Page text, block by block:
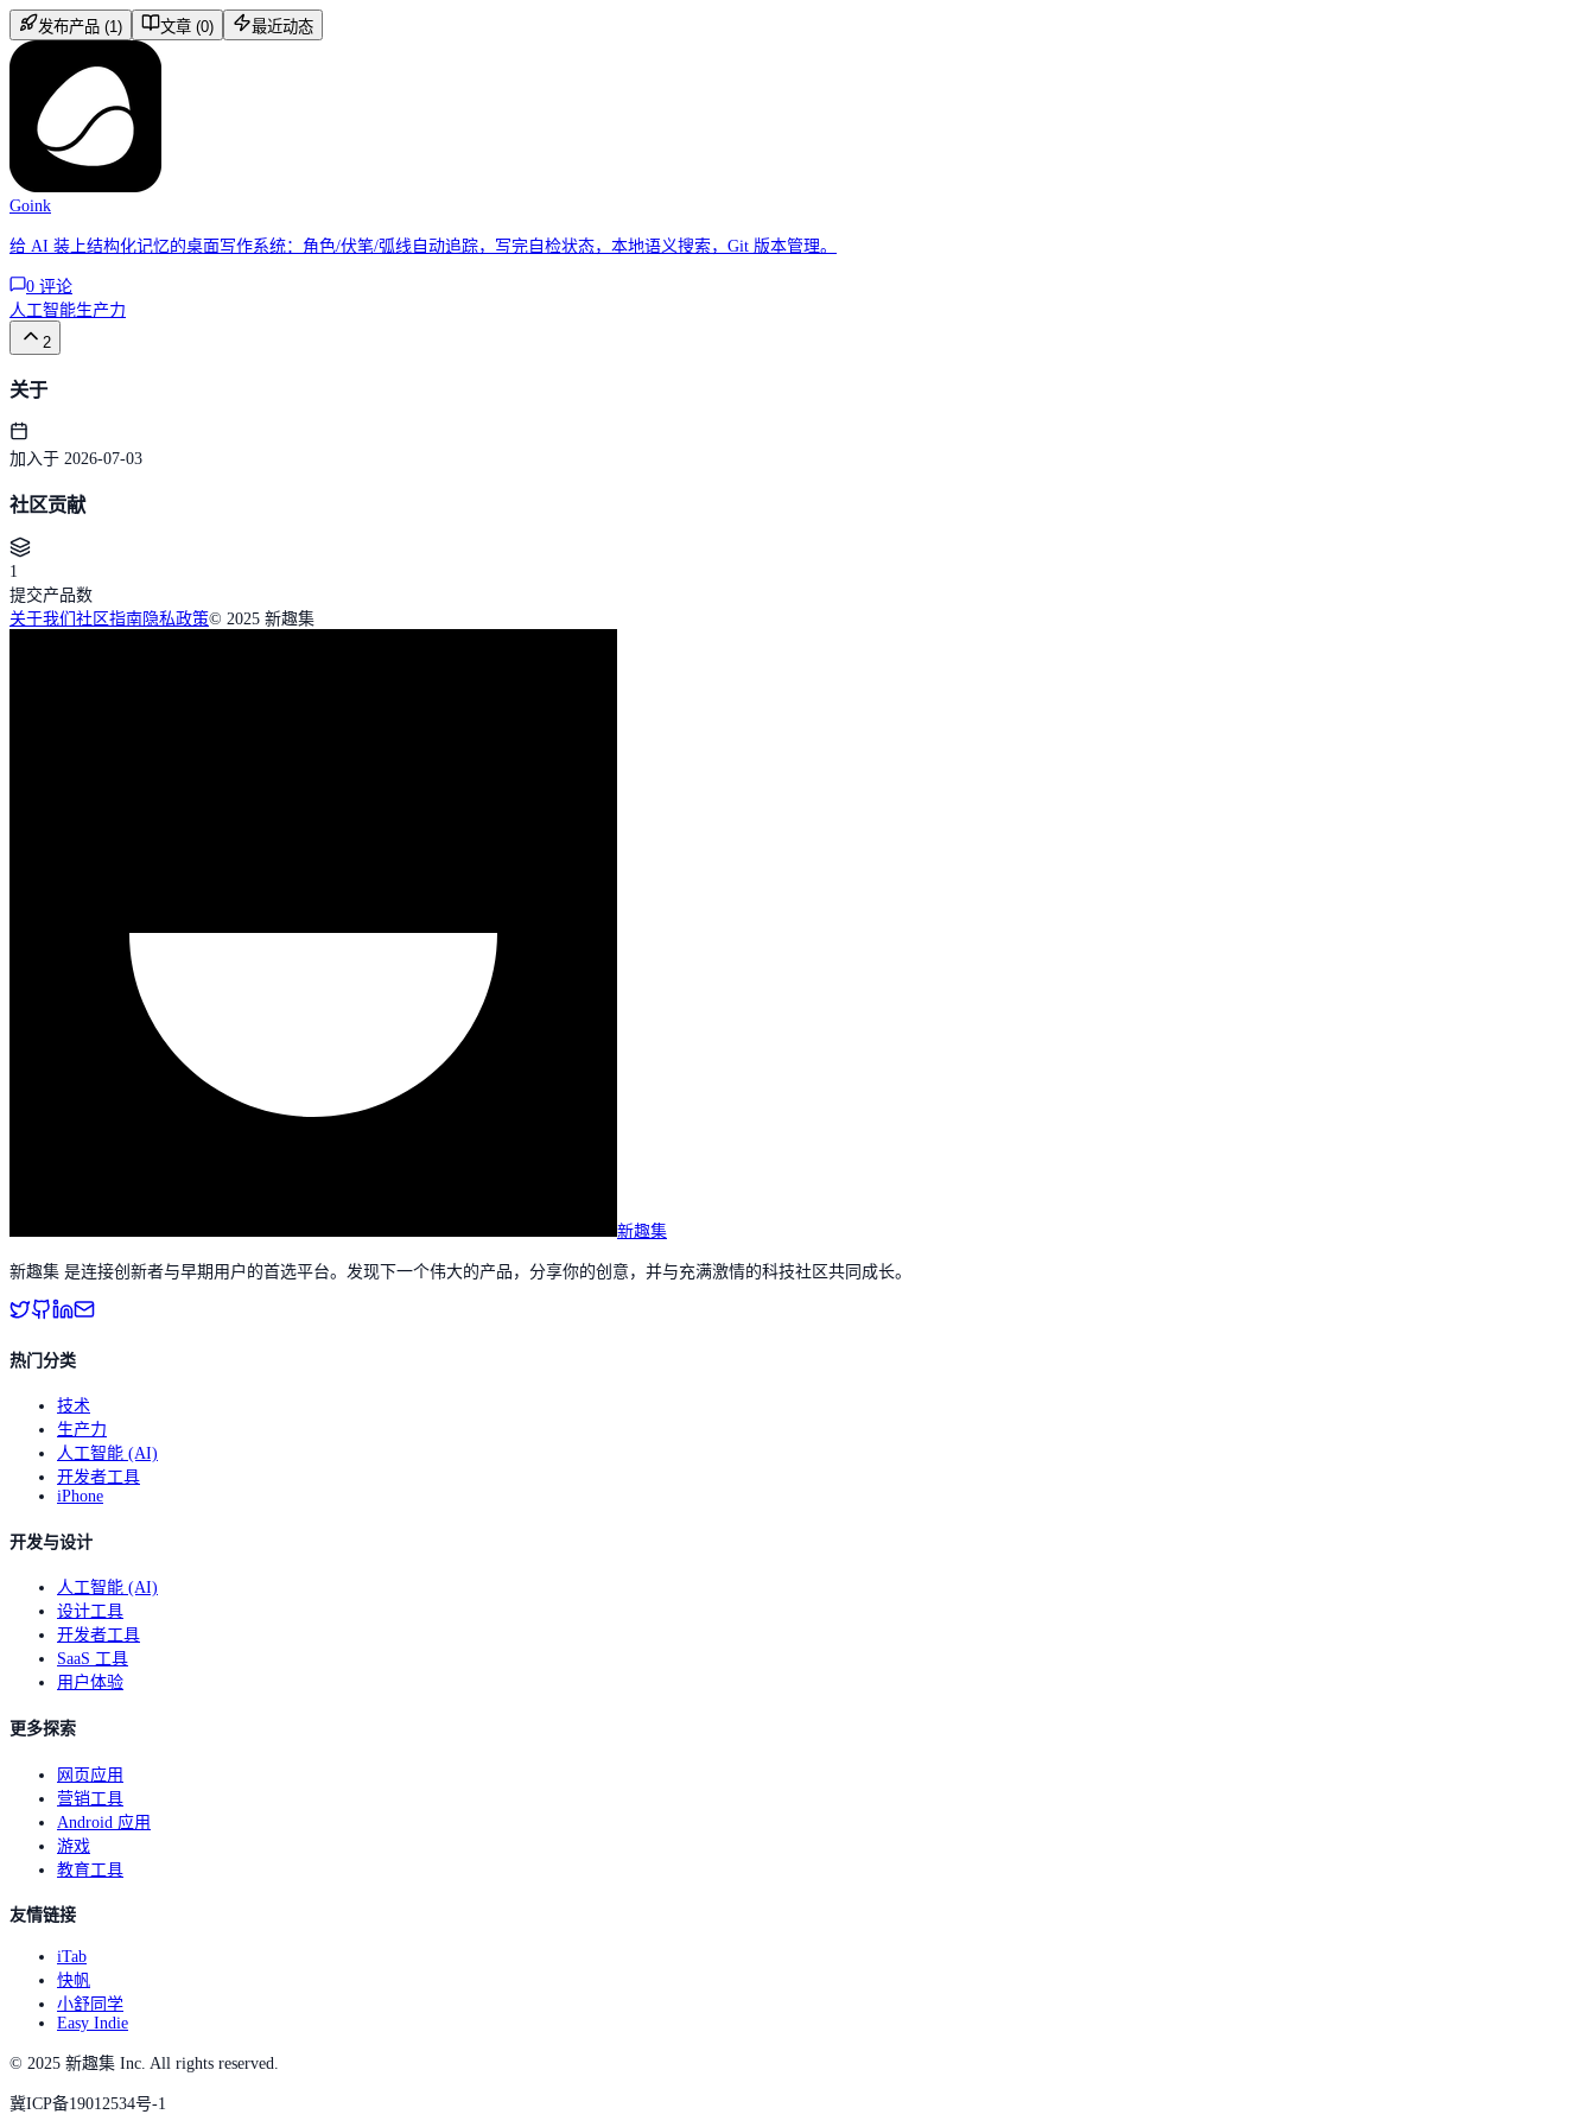
发布产品 (1) 文章 (0) 最近动态
Goink
给 AI 装上结构化记忆的桌面写作系统：角色/伏笔/弧线自动追踪，写完自检状态，本地语义搜索，Git 版本管理。
0 评论
人工智能生产力
2
关于
加入于 2026-07-03
社区贡献
1
提交产品数
关于我们 社区指南隐私政策© 2025 新趣集
新趣集
新趣集 是连接创新者与早期用户的首选平台。发现下一个伟大的产品，分享你的创意，并与充满激情的科技社区共同成长。
热门分类
技术
生产力
人工智能 (AI)
开发者工具
iPhone
开发与设计
人工智能 (AI)
设计工具
开发者工具
SaaS 工具
用户体验
更多探索
网页应用
营销工具
Android 应用
游戏
教育工具
友情链接
iTab
快帆
小舒同学
Easy Indie
© 2025 新趣集 Inc. All rights reserved.
冀ICP备19012534号-1